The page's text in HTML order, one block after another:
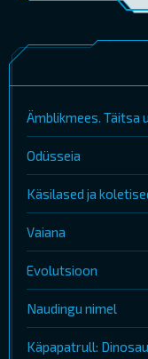
Ämblikmees. Täitsa
Odüsseia
Käsilased ja
Vaiana
Evolutsioon
Naudingu nimel
Käpapatrull: